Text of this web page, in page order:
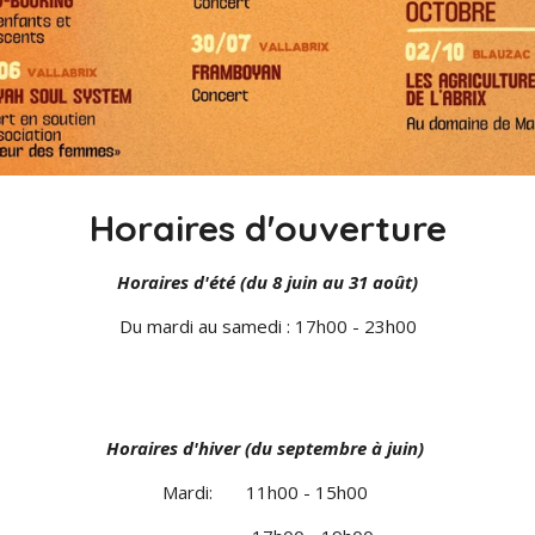
Horaires d'ouverture
Horaires d'été (du 8 juin au 31 août)
Du mardi au samedi : 17h00 - 23h00
d'hiver (du septembre à
Mardi: 11h00 - 15h00